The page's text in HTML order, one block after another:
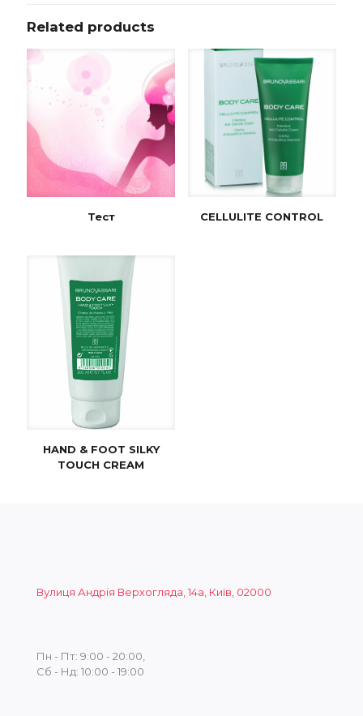
Related products
Тест CELLULITE CONTROL
HAND & FOOT SILKY
TOUCH CREAM
Вулиця Андрія Верхогляда, 14а, Київ, 02000
Пн - Пт: 9:00 - 20:00,
Сб - Нд: 10:00 - 19:00